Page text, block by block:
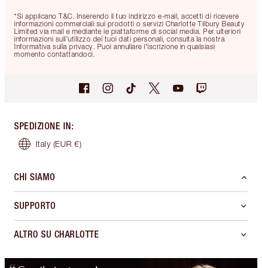
*Si applicano T&C. Inserendo il tuo indirizzo e-mail, accetti di ricevere
informazioni commerciali sui prodotti o servizi Charlotte Tilbury Beauty
Limited via mail e mediante le piattaforme di social media. Per ulteriori
informazioni sull'utilizzo dei tuoi dati personali, consulta la nostra
Informativa sulla privacy. Puoi annullare l'iscrizione in qualsiasi
momento contattandoci.
SPEDIZIONE IN:
Italy (EUR €)
CHI SIAMO
SUPPORTO
ALTRO SU CHARLOTTE